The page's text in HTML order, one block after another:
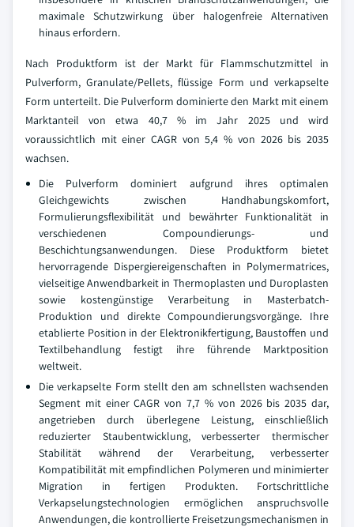
maximale Schutzwirkung über halogenfreie Alternativen
hinaus erfordern.
Nach Produktform ist der Markt für Flammschutzmittel in
Pulverform, Granulate/Pellets, flüssige Form und verkapselte
Form unterteilt. Die Pulverform dominierte den Markt mit einem
Marktanteil von etwa 40,7 % im Jahr 2025 und wird
voraussichtlich mit einer CAGR von 5,4 % von 2026 bis 2035
wachsen.
Die Pulverform dominiert aufgrund ihres optimalen
Gleichgewichts zwischen Handhabungskomfort,
Formulierungsflexibilität und bewährter Funktionalität in
verschiedenen Compoundierungs- und
Beschichtungsanwendungen. Diese Produktform bietet
hervorragende Dispergiereigenschaften in Polymermatrices,
vielseitige Anwendbarkeit in Thermoplasten und Duroplasten
sowie kostengünstige Verarbeitung in Masterbatch-
Produktion und direkte Compoundierungsvorgänge. Ihre
etablierte Position in der Elektronikfertigung, Baustoffen und
Textilbehandlung festigt ihre führende Marktposition
weltweit.
Die verkapselte Form stellt den am schnellsten wachsenden
Segment mit einer CAGR von 7,7 % von 2026 bis 2035 dar,
angetrieben durch überlegene Leistung, einschließlich
reduzierter Staubentwicklung, verbesserter thermischer
Stabilität während der Verarbeitung, verbesserter
Kompatibilität mit empfindlichen Polymeren und minimierter
Migration in fertigen Produkten. Fortschrittliche
Verkapselungstechnologien ermöglichen anspruchsvolle
Anwendungen, die kontrollierte Freisetzungsmechanismen in